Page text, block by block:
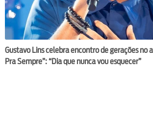
Gustavo Lins celebra encontro de gerações no
Pra Sempre”: “Dia que nunca vou esquecer”